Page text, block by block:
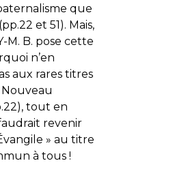
que
et 51). Mais,
M. B. pose cette
n’en
aux rares titres
tout en
revenir
» au titre
à tous !